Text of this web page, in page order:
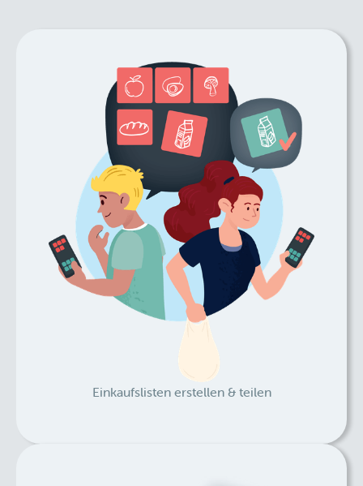
Einkaufslisten erstellen & teilen